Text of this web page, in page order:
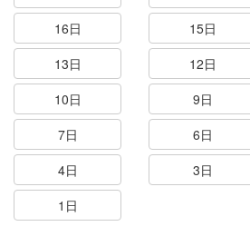
16日
15日
13日
12日
10日
9日
7日
6日
4日
3日
1日